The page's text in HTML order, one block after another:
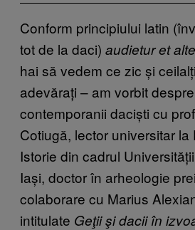
Conform principiului latin
tot de la daci) audietur et
hai să vedem ce zic și
adevărați – am vorbit
contemporanii daciști cu
Cotiugă, lector universitar la
Istorie din cadrul
Iași, doctor în arheologie
colaborare cu Marius
intitulate Geţii şi dacii în